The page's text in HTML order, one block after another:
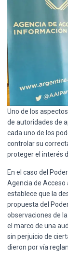
Uno de los
de autoridades de
cada uno de los
controlar su
proteger el interés
En el caso del
Agencia de Acceso
establece que la
propuesta del
observaciones de
el marco de una
sin perjuicio de
dieron por vía